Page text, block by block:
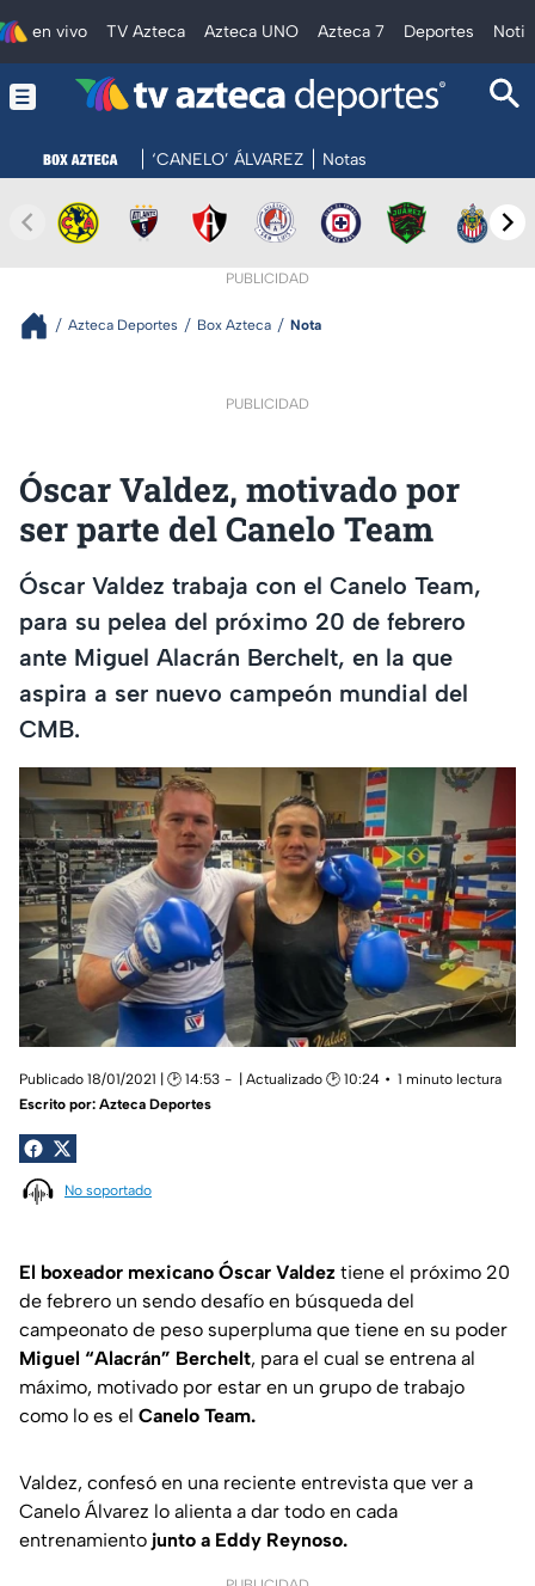
en vivo TV Azteca Azteca UNO Azteca 7 Deportes
‘CANELO’ ÁLVAREZ Notas
PUBLICIDAD
Azteca Deportes Box Azteca Nota
PUBLICIDAD
Óscar Valdez, motivado por
ser parte del Canelo Team
Óscar Valdez trabaja con el Canelo Team,
para su pelea del próximo 20 de febrero
ante Miguel Alacrán Berchelt, en la que
aspira a ser nuevo campeón mundial del
CMB.
Publicado 18/01/2021 | 🕑 14:53 | Actualizado 🕑 10:24
1 minuto lectura
Escrito por: Azteca Deportes
No soportado
El boxeador mexicano Óscar Valdez tiene el próximo 20
de febrero un sendo desafío en búsqueda del
campeonato de peso superpluma que tiene en su poder
Miguel “Alacrán” Berchelt, para el cual se entrena al
máximo, motivado por estar en un grupo de trabajo
como lo es el Canelo Team.
Valdez, confesó en una reciente entrevista que ver a
Canelo Álvarez lo alienta a dar todo en cada
entrenamiento junto a Eddy Reynoso.